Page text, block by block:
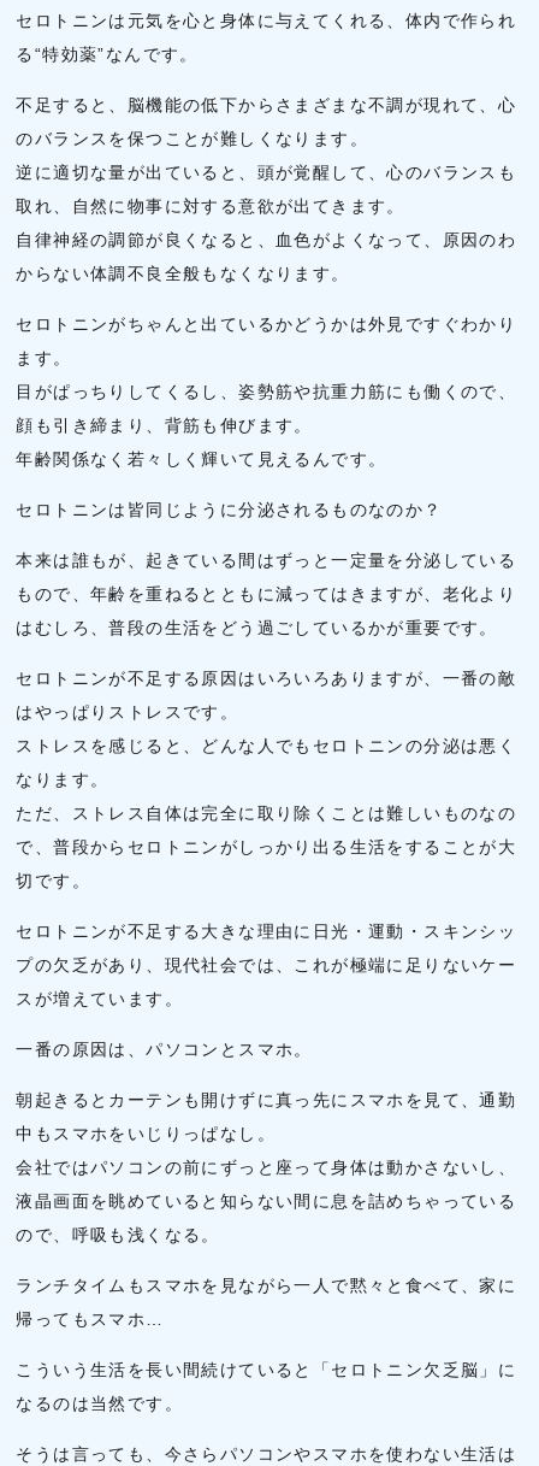
セロトニンは元気を心と身体に与えてくれる、体内で作られ
る“特効薬”なんです。
不足すると、脳機能の低下からさまざまな不調が現れて、心
のバランスを保つことが難しくなります。
逆に適切な量が出ていると、頭が覚醒して、心のバランスも
取れ、自然に物事に対する意欲が出てきます。
自律神経の調節が良くなると、血色がよくなって、原因のわ
からない体調不良全般もなくなります。
セロトニンがちゃんと出ているかどうかは外見ですぐわかり
ます。
目がぱっちりしてくるし、姿勢筋や抗重力筋にも働くので、
顔も引き締まり、背筋も伸びます。
年齢関係なく若々しく輝いて見えるんです。
セロトニンは皆同じように分泌されるものなのか？
本来は誰もが、起きている間はずっと一定量を分泌している
もので、年齢を重ねるとともに減ってはきますが、老化より
はむしろ、普段の生活をどう過ごしているかが重要です。
セロトニンが不足する原因はいろいろありますが、一番の敵
はやっぱりストレスです。
ストレスを感じると、どんな人でもセロトニンの分泌は悪く
なります。
ただ、ストレス自体は完全に取り除くことは難しいものなの
で、普段からセロトニンがしっかり出る生活をすることが大
切です。
セロトニンが不足する大きな理由に日光・運動・スキンシッ
プの欠乏があり、現代社会では、これが極端に足りないケー
スが増えています。
一番の原因は、パソコンとスマホ。
朝起きるとカーテンも開けずに真っ先にスマホを見て、通勤
中もスマホをいじりっぱなし。
会社ではパソコンの前にずっと座って身体は動かさないし、
液晶画面を眺めていると知らない間に息を詰めちゃっている
ので、呼吸も浅くなる。
ランチタイムもスマホを見ながら一人で黙々と食べて、家に
帰ってもスマホ…
こういう生活を長い間続けていると「セロトニン欠乏脳」に
なるのは当然です。
そうは言っても、今さらパソコンやスマホを使わない生活は